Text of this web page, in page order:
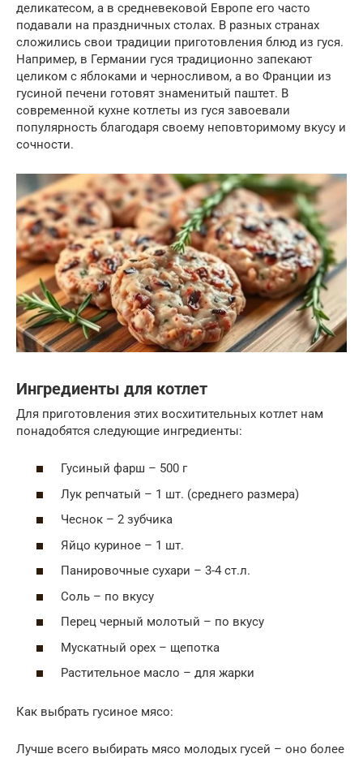
деликатесом, а в средневековой Европе его часто
подавали на праздничных столах. В разных странах
сложились свои традиции приготовления блюд из гуся.
Например, в Германии гуся традиционно запекают
целиком с яблоками и черносливом, а во Франции из
гусиной печени готовят знаменитый паштет. В
современной кухне котлеты из гуся завоевали
популярность благодаря своему неповторимому вкусу и
сочности.
Ингредиенты для котлет
Для приготовления этих восхитительных котлет нам
понадобятся следующие ингредиенты:
Гусиный фарш – 500 г
Лук репчатый – 1 шт. (среднего размера)
Чеснок – 2 зубчика
Яйцо куриное – 1 шт.
Панировочные сухари – 3-4 ст.л.
Соль – по вкусу
Перец черный молотый – по вкусу
Мускатный орех – щепотка
Растительное масло – для жарки
Как выбрать гусиное мясо:
Лучше всего выбирать мясо молодых гусей – оно более